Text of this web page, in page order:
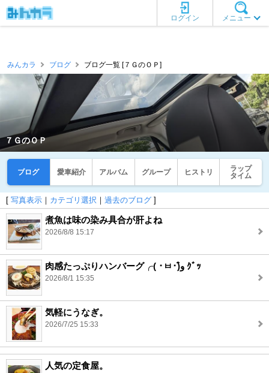
メニュー
ログイン
みんカラ ブログ ブログ一覧 [７ＧのＯＰ]
７ＧのＯＰ
ブログ 愛車紹介 アルバム グループ ヒストリ
ラップ
タイム
[ 写真表示 ｜ カテゴリ選択 ｜ 過去のブログ ]
煮魚は味の染み具合が肝よね
2026/8/8 15:17
肉感たっぷりハンバーグ╭( ･ㅂ･)و̑ ｸﾞｯ
2026/8/1 15:35
気軽にうなぎ。
2026/7/25 15:33
人気の定食屋。